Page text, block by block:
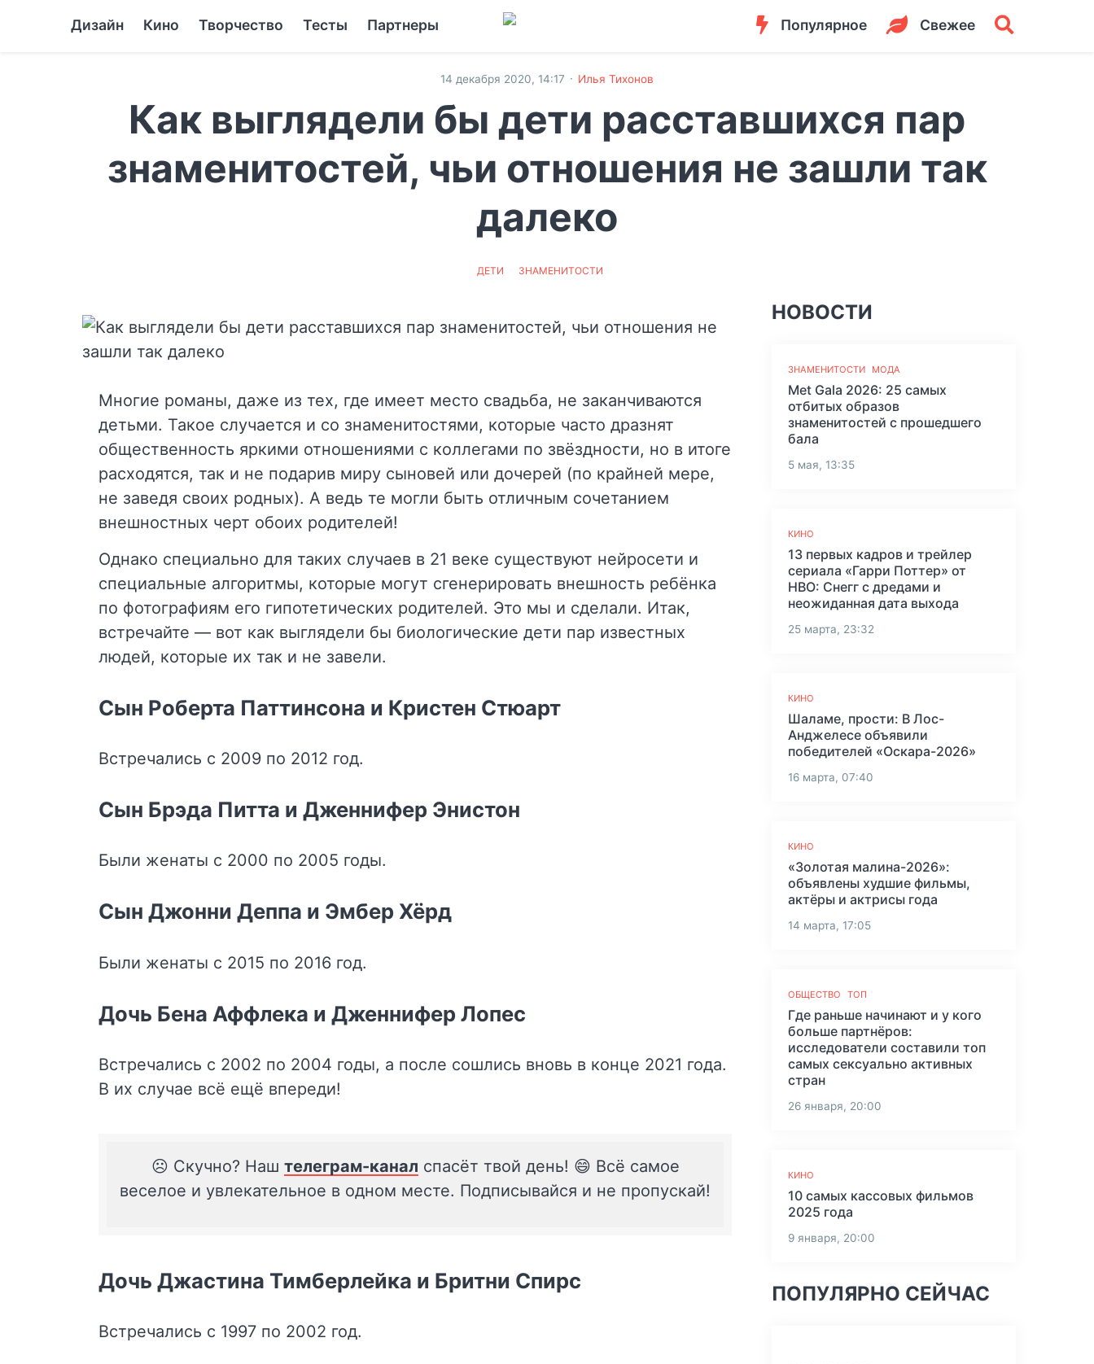
Дизайн Кино Творчество Тесты Партнеры Популярное Свежее
14 декабря 2020, 14:17 · Илья Тихонов
Как выглядели бы дети расставшихся пар
знаменитостей, чьи отношения не зашли так
далеко
ДЕТИ ЗНАМЕНИТОСТИ
Многие романы, даже из тех, где имеет место свадьба, не заканчиваются
детьми. Такое случается и со знаменитостями, которые часто дразнят
общественность яркими отношениями с коллегами по звёздности, но в итоге
расходятся, так и не подарив миру сыновей или дочерей (по крайней мере,
не заведя своих родных). А ведь те могли быть отличным сочетанием
внешностных черт обоих родителей!
Однако специально для таких случаев в 21 веке существуют нейросети и
специальные алгоритмы, которые могут сгенерировать внешность ребёнка
по фотографиям его гипотетических родителей. Это мы и сделали. Итак,
встречайте — вот как выглядели бы биологические дети пар известных
людей, которые их так и не завели.
Сын Роберта Паттинсона и Кристен Стюарт
Встречались с 2009 по 2012 год.
Сын Брэда Питта и Дженнифер Энистон
Были женаты с 2000 по 2005 годы.
Сын Джонни Деппа и Эмбер Хёрд
Были женаты с 2015 по 2016 год.
Дочь Бена Аффлека и Дженнифер Лопес
Встречались с 2002 по 2004 годы, а после сошлись вновь в конце 2021 года.
В их случае всё ещё впереди!
☹️ Скучно? Наш телеграм-канал спасёт твой день! 😄 Всё самое
веселое и увлекательное в одном месте. Подписывайся и не пропускай!
Дочь Джастина Тимберлейка и Бритни Спирс
Встречались с 1997 по 2002 год.
НОВОСТИ
ЗНАМЕНИТОСТИ МОДА
Met Gala 2026: 25 самых
отбитых образов
знаменитостей с прошедшего
бала
5 мая, 13:35
КИНО
13 первых кадров и трейлер
сериала «Гарри Поттер» от
HBO: Снегг с дредами и
неожиданная дата выхода
25 марта, 23:32
КИНО
Шаламе, прости: В Лос-
Анджелесе объявили
победителей «Оскара-2026»
16 марта, 07:40
КИНО
«Золотая малина-2026»:
объявлены худшие фильмы,
актёры и актрисы года
14 марта, 17:05
ОБЩЕСТВО ТОП
Где раньше начинают и у кого
больше партнёров:
исследователи составили топ
самых сексуально активных
стран
26 января, 20:00
КИНО
10 самых кассовых фильмов
2025 года
9 января, 20:00
ПОПУЛЯРНО СЕЙЧАС